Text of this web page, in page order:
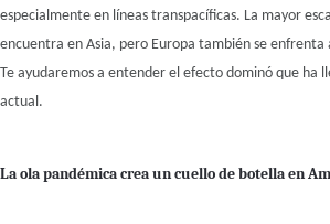
especialmente en líneas transpacíficas. La mayor
encuentra en Asia, pero Europa también se enfrenta
Te ayudaremos a entender el efecto dominó que ha
actual.
La ola pandémica crea un cuello de botella en